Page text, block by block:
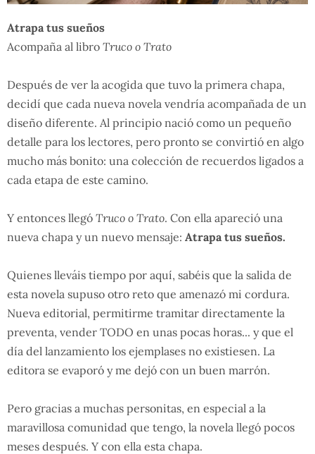
Atrapa tus sueños
Acompaña al libro Truco o Trato
Después de ver la acogida que tuvo la primera chapa,
decidí que cada nueva novela vendría acompañada de un
diseño diferente. Al principio nació como un pequeño
detalle para los lectores, pero pronto se convirtió en algo
mucho más bonito: una colección de recuerdos ligados a
cada etapa de este camino.
Y entonces llegó Truco o Trato. Con ella apareció una
nueva chapa y un nuevo mensaje: Atrapa tus sueños.
Quienes lleváis tiempo por aquí, sabéis que la salida de
esta novela supuso otro reto que amenazó mi cordura.
Nueva editorial, permitirme tramitar directamente la
preventa, vender TODO en unas pocas horas... y que el
día del lanzamiento los ejemplases no existiesen. La
editora se evaporó y me dejó con un buen marrón.
Pero gracias a muchas personitas, en especial a la
maravillosa comunidad que tengo, la novela llegó pocos
meses después. Y con ella esta chapa.